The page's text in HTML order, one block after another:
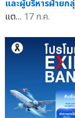
และผู้บริหารฝ่ายก
แต... 17 ก.ค.